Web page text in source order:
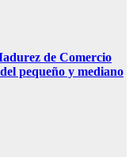
de Comercio
pequeño y mediano